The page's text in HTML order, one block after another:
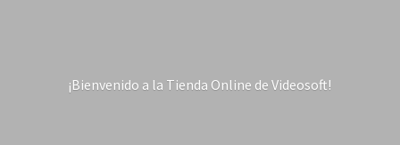
¡Bienvenido a la Tienda Online de Videosoft!